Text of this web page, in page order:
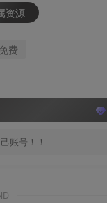
资源
免费
账号！！